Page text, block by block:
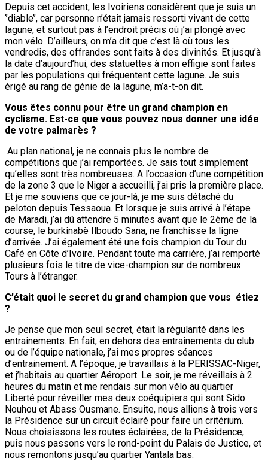
Depuis cet accident, les Ivoiriens considèrent que je suis un
‘’diable’’, car personne n’était jamais ressorti vivant de cette
lagune, et surtout pas à l’endroit précis où j’ai plongé avec
mon vélo. D’ailleurs, on m’a dit que c’est là où tous les
vendredis, des offrandes sont faits à des divinités. Et jusqu’à
la date d’aujourd’hui, des statuettes à mon effigie sont faites
par les populations qui fréquentent cette lagune. Je suis
érigé au rang de génie de la lagune, m’a-t-on dit.
Vous êtes connu pour être un grand champion en
cyclisme. Est-ce que vous pouvez nous donner une idée
de votre palmarès ?
Au plan national, je ne connais plus le nombre de
compétitions que j’ai remportées. Je sais tout simplement
qu’elles sont très nombreuses. A l’occasion d’une compétition
de la zone 3 que le Niger a accueilli, j’ai pris la première place.
Et je me souviens que ce jour-là, je me suis détaché du
peloton depuis Tessaoua. Et lorsque je suis arrivé à l’étape
de Maradi, j’ai dû attendre 5 minutes avant que le 2ème de la
course, le burkinabè Ilboudo Sana, ne franchisse la ligne
d’arrivée. J’ai également été une fois champion du Tour du
Café en Côte d’Ivoire. Pendant toute ma carrière, j’ai remporté
plusieurs fois le titre de vice-champion sur de nombreux
Tours à l’étranger.
C’était quoi le secret du grand champion que vous étiez
?
Je pense que mon seul secret, était la régularité dans les
entrainements. En fait, en dehors des entrainements du club
ou de l’équipe nationale, j’ai mes propres séances
d’entrainement. A l’époque, je travaillais à la PERISSAC-Niger,
et j’habitais au quartier Aéroport. Le soir, je me réveillais à 2
heures du matin et me rendais sur mon vélo au quartier
Liberté pour réveiller mes deux coéquipiers qui sont Sido
Nouhou et Abass Ousmane. Ensuite, nous allions à trois vers
la Présidence sur un circuit éclairé pour faire un critérium.
Nous choisissons les routes éclairées, de la Présidence,
puis nous passons vers le rond-point du Palais de Justice, et
nous remontons jusqu’au quartier Yantala bas.